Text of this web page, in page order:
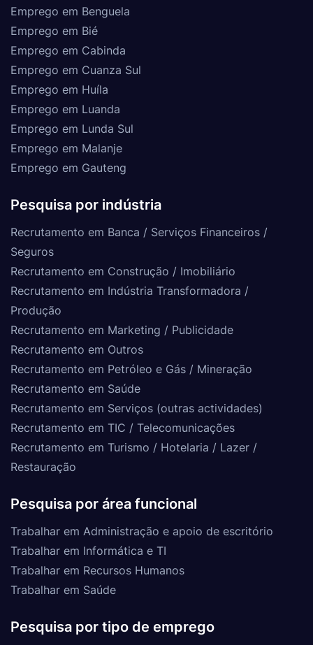
Emprego em Benguela
Emprego em Bié
Emprego em Cabinda
Emprego em Cuanza Sul
Emprego em Huíla
Emprego em Luanda
Emprego em Lunda Sul
Emprego em Malanje
Emprego em Gauteng
Pesquisa por indústria
Recrutamento em Banca / Serviços Financeiros /
Seguros
Recrutamento em Construção / Imobiliário
Recrutamento em Indústria Transformadora /
Produção
Recrutamento em Marketing / Publicidade
Recrutamento em Outros
Recrutamento em Petróleo e Gás / Mineração
Recrutamento em Saúde
Recrutamento em Serviços (outras actividades)
Recrutamento em TIC / Telecomunicações
Recrutamento em Turismo / Hotelaria / Lazer /
Restauração
Pesquisa por área funcional
Trabalhar em Administração e apoio de escritório
Trabalhar em Informática e TI
Trabalhar em Recursos Humanos
Trabalhar em Saúde
Pesquisa por tipo de emprego